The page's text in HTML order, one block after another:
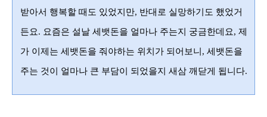
받아서 행복할 때도 있었지만, 반대로 실망하기도 했었거
든요. 요즘은 설날 세뱃돈을 얼마나 주는지 궁금한데요, 제
가 이제는 세뱃돈을 줘야하는 위치가 되어보니, 세뱃돈을
주는 것이 얼마나 큰 부담이 되었을지 새삼 깨닫게 됩니다.